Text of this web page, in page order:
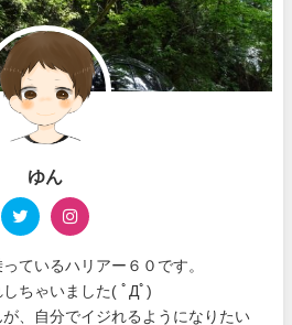
ゆん
ているハリアー６０です。
ちゃいました( ﾟДﾟ)
、自分でイジれるようになりたい